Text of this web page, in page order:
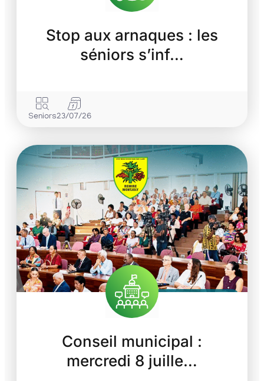
Stop aux arnaques : les
séniors s’inf…
Seniors23/07/26
Conseil municipal :
mercredi 8 juille…